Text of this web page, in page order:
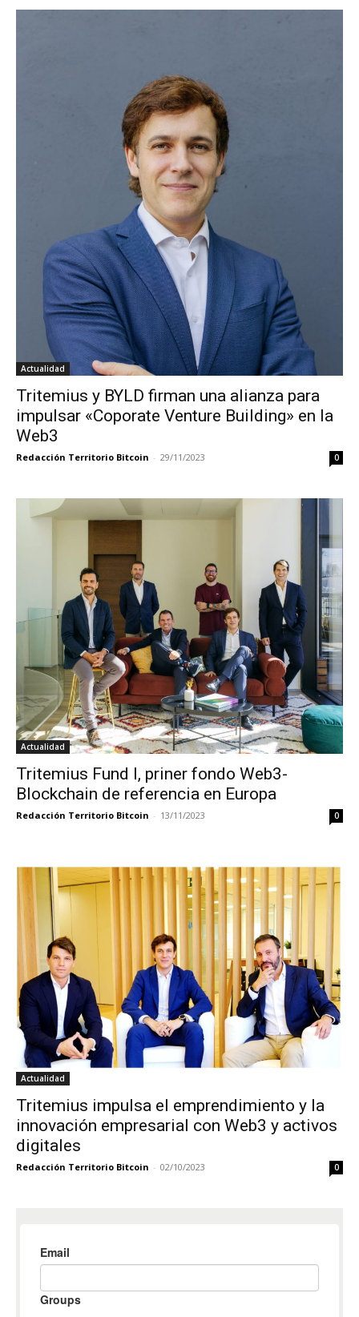
Actualidad
Tritemius y BYLD firman una alianza para
impulsar «Coporate Venture Building» en la
Web3
Redacción Territorio Bitcoin - 29/11/2023 0
Actualidad
Tritemius Fund I, priner fondo Web3-
Blockchain de referencia en Europa
Redacción Territorio Bitcoin - 13/11/2023 0
Actualidad
Tritemius impulsa el emprendimiento y la
innovación empresarial con Web3 y activos
digitales
Redacción Territorio Bitcoin - 02/10/2023 0